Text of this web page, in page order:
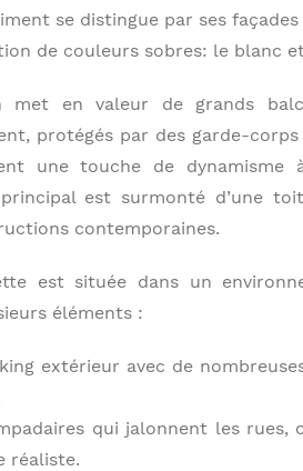
se distingue par ses
de couleurs sobres: le blanc
met en valeur de grands
protégés par des garde-
une touche de dynamisme
est surmonté d’une
contemporaines.
est située dans un
éléments :
extérieur avec de
qui jalonnent les rues,
réaliste.